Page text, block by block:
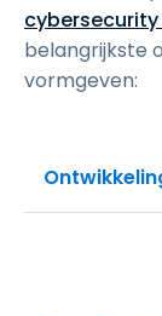
belangrijkste
vormgeven: